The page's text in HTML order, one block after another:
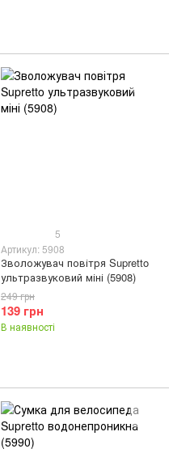
5
Артикул: 5908
Зволожувач повітря Supretto
ультразвуковий міні (5908)
139 грн
249 грн
В наявності